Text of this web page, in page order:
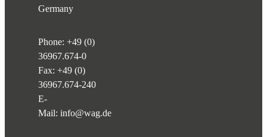
Germany
Phone: +49 (0)
36967.674-0
Fax: +49 (0)
36967.674-240
E-
Mail: info@wag.de